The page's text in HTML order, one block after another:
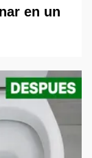
en un